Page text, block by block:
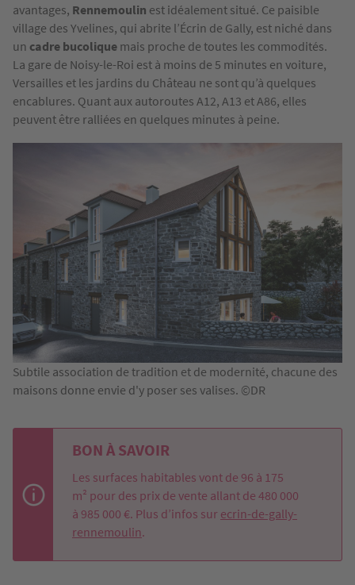
avantages, Rennemoulin est idéalement situé. Ce paisible
village des Yvelines, qui abrite l’Écrin de Gally, est niché dans
un cadre bucolique mais proche de toutes les commodités.
La gare de Noisy-le-Roi est à moins de 5 minutes en voiture,
Versailles et les jardins du Château ne sont qu’à quelques
encablures. Quant aux autoroutes A12, A13 et A86, elles
peuvent être ralliées en quelques minutes à peine.
Subtile association de tradition et de modernité, chacune des
maisons donne envie d'y poser ses valises. ©DR
BON À SAVOIR
Les surfaces habitables vont de 96 à 175
m² pour des prix de vente allant de 480 000
à 985 000 €. Plus d’infos sur ecrin-de-gally-
rennemoulin.